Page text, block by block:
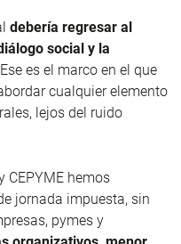
debería regresar al
social y la
es el marco en el que
cualquier elemento
lejos del ruido
CEPYME hemos
jornada impuesta, sin
pymes y